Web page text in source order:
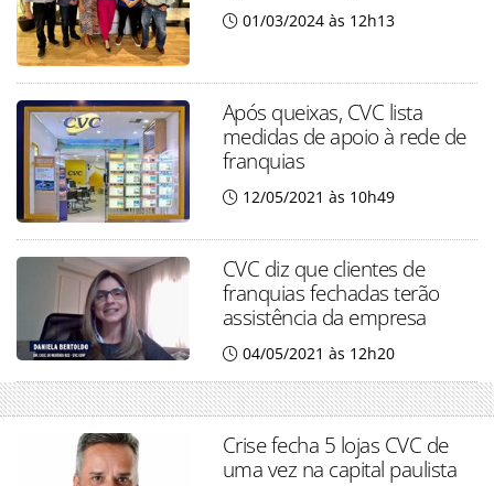
01/03/2024 às 12h13
Após queixas, CVC lista
medidas de apoio à rede de
franquias
12/05/2021 às 10h49
CVC diz que clientes de
franquias fechadas terão
assistência da empresa
04/05/2021 às 12h20
Crise fecha 5 lojas CVC de
uma vez na capital paulista